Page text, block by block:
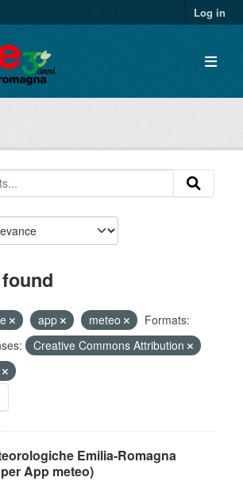
Log in
app meteo
Formats:
Creative Commons Attribution
Emilia-Romagna
App meteo)